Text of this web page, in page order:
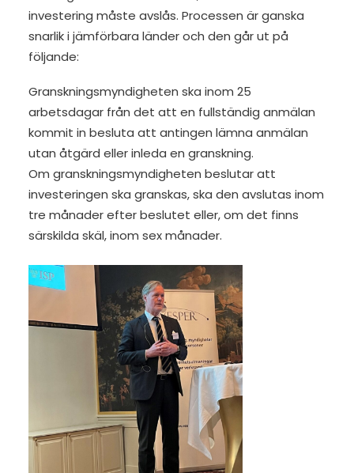
investering måste avslås. Processen är ganska
snarlik i jämförbara länder och den går ut på
följande:
Granskningsmyndigheten ska inom 25
arbetsdagar från det att en fullständig anmälan
kommit in besluta att antingen lämna anmälan
utan åtgärd eller inleda en granskning.
Om granskningsmyndigheten beslutar att
investeringen ska granskas, ska den avslutas inom
tre månader efter beslutet eller, om det finns
särskilda skäl, inom sex månader.